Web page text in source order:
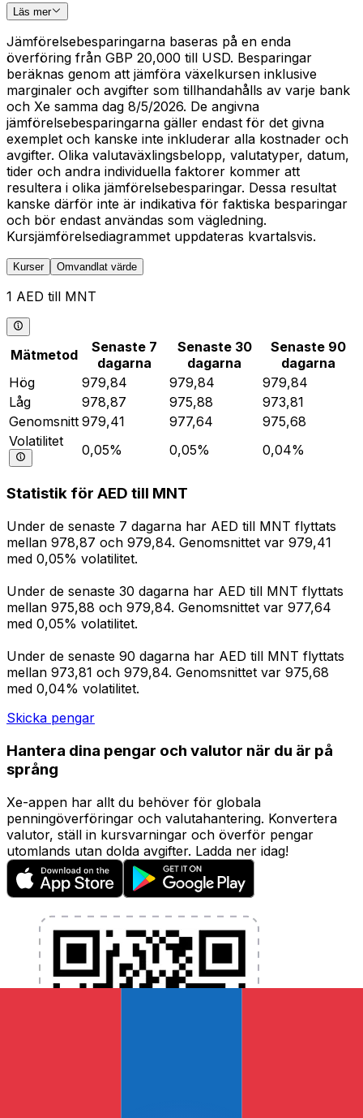
Läs mer
Jämförelsebesparingarna baseras på en enda
överföring från GBP 20,000 till USD. Besparingar
beräknas genom att jämföra växelkursen inklusive
marginaler och avgifter som tillhandahålls av varje bank
och Xe samma dag 8/5/2026. De angivna
jämförelsebesparingarna gäller endast för det givna
exemplet och kanske inte inkluderar alla kostnader och
avgifter. Olika valutaväxlingsbelopp, valutatyper, datum,
tider och andra individuella faktorer kommer att
resultera i olika jämförelsebesparingar. Dessa resultat
kanske därför inte är indikativa för faktiska besparingar
och bör endast användas som vägledning.
Kursjämförelsediagrammet uppdateras kvartalsvis.
Kurser Omvandlat värde
1 AED till MNT
Mätmetod
Senaste 7
dagarna
Senaste 30
dagarna
Senaste 90
dagarna
Hög
979,84 979,84
979,84
Låg
978,87 975,88
973,81
Genomsnitt 979,41 977,64
975,68
Volatilitet
0,05% 0,05% 0,04%
Statistik för AED till MNT
Under de senaste 7 dagarna har AED till MNT flyttats
mellan 978,87 och 979,84. Genomsnittet var 979,41
med 0,05% volatilitet.
Under de senaste 30 dagarna har AED till MNT flyttats
mellan 975,88 och 979,84. Genomsnittet var 977,64
med 0,05% volatilitet.
Under de senaste 90 dagarna har AED till MNT flyttats
mellan 973,81 och 979,84. Genomsnittet var 975,68
med 0,04% volatilitet.
Skicka pengar
Hantera dina pengar och valutor när du är på
språng
Xe-appen har allt du behöver för globala
penningöverföringar och valutahantering. Konvertera
valutor, ställ in kursvarningar och överför pengar
utomlands utan dolda avgifter. Ladda ner idag!